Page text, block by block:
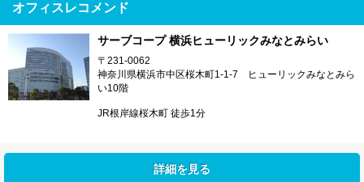
オフィスレコメンド
サーブコープ 横浜ヒューリックみなとみらい
〒231-0062
神奈川県横浜市中区桜木町1-1-7 ヒューリックみなとみら
い10階
JR根岸線桜木町 徒歩1分
詳細を見る